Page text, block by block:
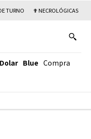
TURNO ✟ NECROLÓGICAS
Dolar Blue Compra